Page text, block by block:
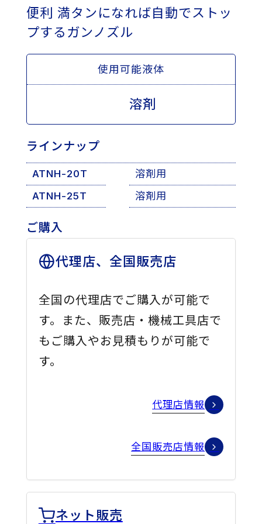
便利 満タンになれば自動でストッ
プするガンノズル
使用可能液体
溶剤
ラインナップ
ATNH-20T
溶剤用
ATNH-25T
溶剤用
ご購入
代理店、全国販売店
全国の代理店でご購入が可能で
す。また、販売店・機械工具店で
もご購入やお見積もりが可能で
す。
代理店情報
全国販売店情報
ネット販売